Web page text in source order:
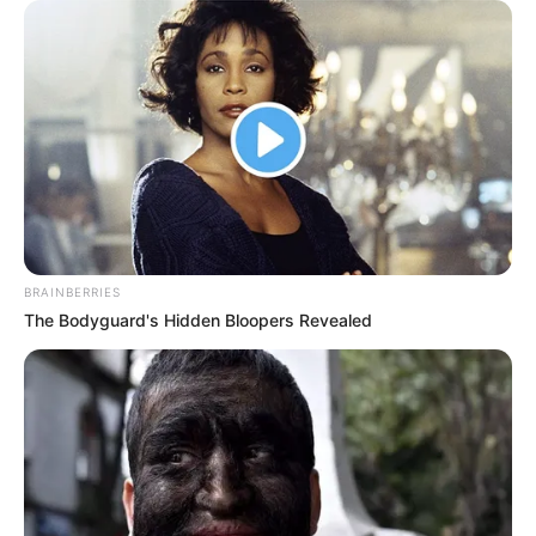
organisieren. Es lohnt sich, dort nachzufragen, um
Auskünfte zu bekommen, welche Fahrradtouren der
ADFC in der Region von Cavertitz organisiert. Der
Kontakt ist unteradfc-sachsen.deüber die Landesgruppe
von Sachsen möglich. Dort gibt es außerdem weitere
Informationen über die Arbeit des Landesverbandes.
Darüber hinaus organisiert der Dachverband des ADFC
längere Radreisen. Diese sind in der Regel überregional
und es werden hierzu auch Unterkünfte vermittelt.
Informationen hierzu gibt es unter
radtourismus.de
Spannende Fahrradrouten und Streckenpläne vom
ADFC:
BRAINBERRIES
The Bodyguard's Hidden Bloopers Revealed